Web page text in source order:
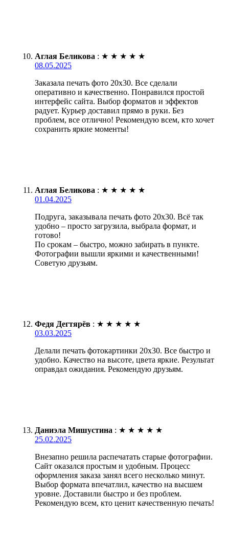
Аглая Беликова : ★ ★ ★ ★ ★
08.05.2025
Заказала печать фото 20х30. Все сделали
оперативно и качественно. Понравился простой
интерфейс сайта. Выбор форматов и эффектов
радует. Курьер доставил прямо в руки. Без
проблем, все отлично! Рекомендую всем, кто хочет
сохранить яркие моменты!
Аглая Беликова : ★ ★ ★ ★ ★
01.04.2025
Подруга, заказывала печать фото 20х30. Всё так
удобно – просто загрузила, выбрала формат, и
готово!
По срокам – быстро, можно забирать в пункте.
Фотографии вышли яркими и качественными!
Советую друзьям.
Федя Дегтярёв : ★ ★ ★ ★ ★
03.03.2025
Делали печать фотокартинки 20х30. Все быстро и
удобно. Качество на высоте, цвета яркие. Результат
оправдал ожидания. Рекомендую друзьям.
Даниэла Мишустина : ★ ★ ★ ★ ★
25.02.2025
Внезапно решила распечатать старые фотографии.
Сайт оказался простым и удобным. Процесс
оформления заказа занял всего несколько минут.
Выбор формата впечатлил, качество на высшем
уровне. Доставили быстро и без проблем.
Рекомендую всем, кто ценит качественную печать!